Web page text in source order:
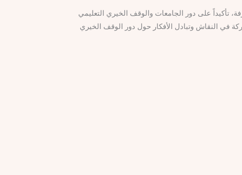
تأكيداً على دور الجامعات والوقف الخيري التعليمي
في النقاش وتبادل الأفكار حول دور الوقف الخيري